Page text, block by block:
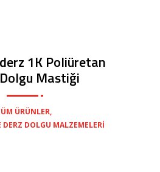
1K Poliüretan
Mastiği
ÜRÜNLER
DERZ DOLGU MALZEMELERI